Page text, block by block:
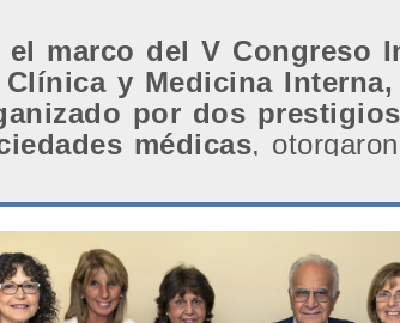
el marco del V Congreso
Clínica y Medicina Interna,
por dos
médicas,